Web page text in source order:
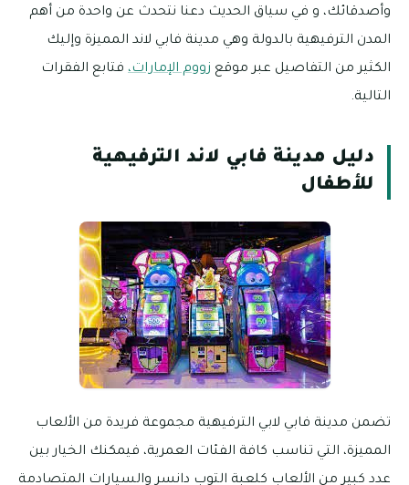
وأصدقائك، و في سياق الحديث دعنا نتحدث عن واحدة من أهم
المدن الترفيهية بالدولة وهي مدينة فابي لاند المميزة وإليك
الكثير من التفاصيل عبر موقع زووم الإمارات، فتابع الفقرات
التالية.
دليل مدينة فابي لاند الترفيهية
للأطفال
تضمن مدينة فابي لابي الترفيهية مجموعة فريدة من الألعاب
المميزة، التي تناسب كافة الفئات العمرية، فيمكنك الخيار بين
عدد كبير من الألعاب كلعبة التوب دانسر والسيارات المتصادمة